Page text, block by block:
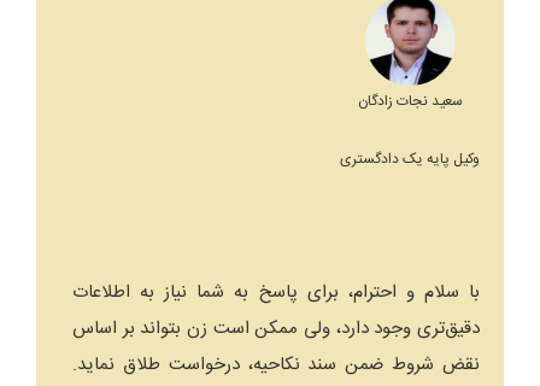
سعید نجات زادگان
وکیل پایه یک دادگستری
با سلام و احترام، برای پاسخ به شما نیاز به اطلاعات
دقیق‌تری وجود دارد، ولی ممکن است زن بتواند بر اساس
نقض شروط ضمن سند نکاحیه، درخواست طلاق نماید.